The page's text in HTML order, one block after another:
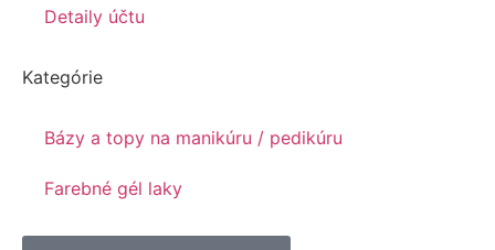
Detaily účtu
Kategórie
Bázy a topy na manikúru / pedikúru
Farebné gél laky